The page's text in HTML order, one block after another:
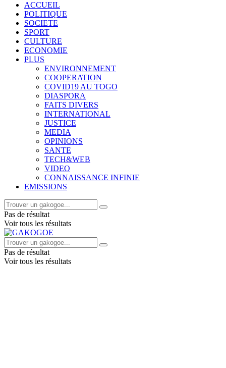
ACCUEIL
POLITIQUE
SOCIETE
SPORT
CULTURE
ECONOMIE
PLUS
ENVIRONNEMENT
COOPERATION
COVID19 AU TOGO
DIASPORA
FAITS DIVERS
INTERNATIONAL
JUSTICE
MEDIA
OPINIONS
SANTE
TECH&WEB
VIDEO
CONNAISSANCE INFINIE
EMISSIONS
Pas de résultat
Voir tous les résultats
Pas de résultat
Voir tous les résultats